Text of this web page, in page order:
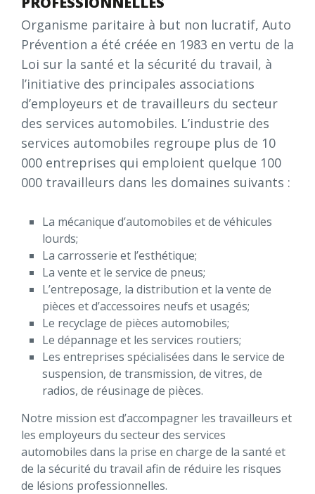
Organisme paritaire à but non lucratif, Auto
Prévention a été créée en 1983 en vertu de la
Loi sur la santé et la sécurité du travail, à
l’initiative des principales associations
d’employeurs et de travailleurs du secteur
des services automobiles. L’industrie des
services automobiles regroupe plus de 10
000 entreprises qui emploient quelque 100
000 travailleurs dans les domaines suivants :
La mécanique d’automobiles et de véhicules
lourds;
La carrosserie et l’esthétique;
La vente et le service de pneus;
L’entreposage, la distribution et la vente de
pièces et d’accessoires neufs et usagés;
Le recyclage de pièces automobiles;
Le dépannage et les services routiers;
Les entreprises spécialisées dans le service de
suspension, de transmission, de vitres, de
radios, de réusinage de pièces.
Notre mission est d’accompagner les travailleurs et
les employeurs du secteur des services
automobiles dans la prise en charge de la santé et
de la sécurité du travail afin de réduire les risques
de lésions professionnelles.